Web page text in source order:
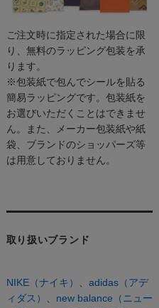
ご注文時に指定された場合に限
り、無料のラッピング包装を承
ります。
※包装紙で包んでシールを貼る
簡易ラッピングです。包装紙を
お選びいただくことはできませ
ん。また、メーカー包装紙や紙
袋、ブランドのショッパーズ等
は用意しておりません。
取り扱いブランド
NIKE（ナイキ） 、 adidas（アデ
ィダス）
、 new balance（ニュー